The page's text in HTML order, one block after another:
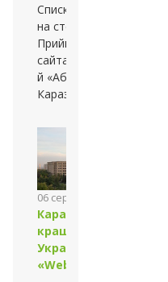
Списки оприлюднено
на стендах
Приймальної комісії та
сайтах — університету
й «Абітурієнт
Каразінського»
06 серпня 2013 року
Каразінський у трійці
кращих університетів
України за версією
«Webometrics»